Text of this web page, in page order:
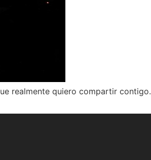
realmente quiero compartir contigo.